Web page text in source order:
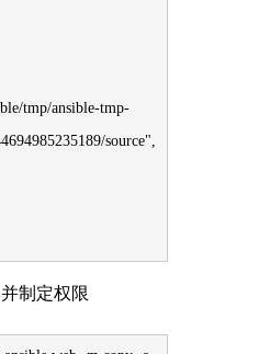
tmp/ansible-tmp-
source",
制定权限